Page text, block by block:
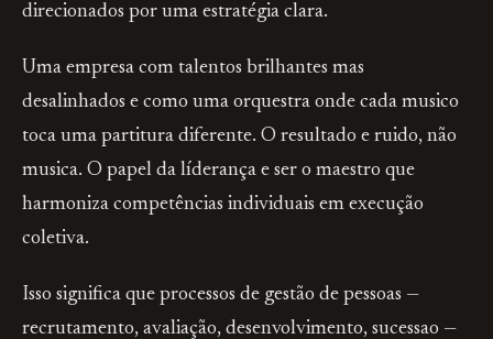
direcionados por uma estratégia clara.
Uma empresa com talentos brilhantes mas
desalinhados e como uma orquestra onde cada musico
toca uma partitura diferente. O resultado e ruido, não
musica. O papel da líderança e ser o maestro que
harmoniza competências individuais em execução
coletiva.
Isso significa que processos de gestão de pessoas —
recrutamento, avaliação, desenvolvimento, sucessao —